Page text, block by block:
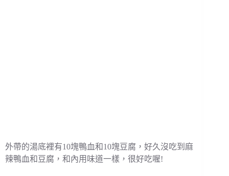
外帶的湯底裡有10塊鴨血和10塊豆腐，好久沒吃到麻
辣鴨血和豆腐，和內用味道一樣，很好吃喔!